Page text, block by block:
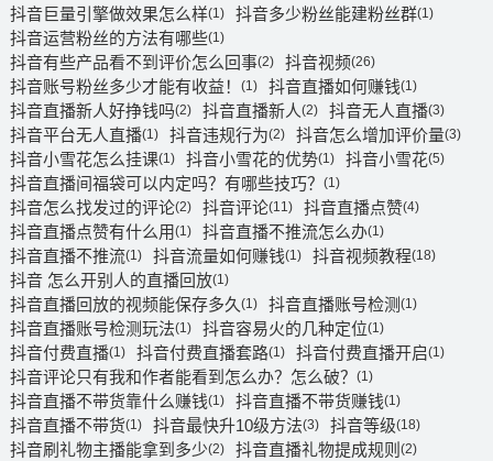
抖音巨量引擎做效果怎么样(1) 抖音多少粉丝能建粉丝群(1)
抖音运营粉丝的方法有哪些(1)
抖音有些产品看不到评价怎么回事(2) 抖音视频(26)
抖音账号粉丝多少才能有收益！ (1) 抖音直播如何赚钱(1)
抖音直播新人好挣钱吗(2) 抖音直播新人(2) 抖音无人直播(3)
抖音平台无人直播(1) 抖音违规行为(2) 抖音怎么增加评价量(3)
抖音小雪花怎么挂课(1) 抖音小雪花的优势(1) 抖音小雪花(5)
抖音直播间福袋可以内定吗？有哪些技巧？ (1)
抖音怎么找发过的评论(2) 抖音评论(11) 抖音直播点赞(4)
抖音直播点赞有什么用(1) 抖音直播不推流怎么办(1)
抖音直播不推流(1) 抖音流量如何赚钱(1) 抖音视频教程(18)
抖音 怎么开别人的直播回放(1)
抖音直播回放的视频能保存多久 (1) 抖音直播账号检测 (1)
抖音直播账号检测玩法(1) 抖音容易火的几种定位(1)
抖音付费直播(1) 抖音付费直播套路(1) 抖音付费直播开启(1)
抖音评论只有我和作者能看到怎么办？怎么破？ (1)
抖音直播不带货靠什么赚钱(1) 抖音直播不带货赚钱(1)
抖音直播不带货(1) 抖音最快升10级方法(3) 抖音等级(18)
抖音刷礼物主播能拿到多少(2) 抖音直播礼物提成规则 (2)